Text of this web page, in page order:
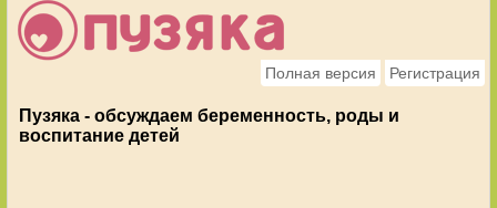
Полная версия Регистрация
Пузяка - обсуждаем беременность, роды и
воспитание детей